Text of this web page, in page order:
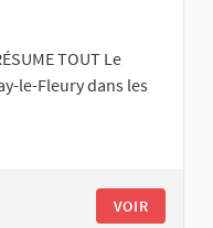
TOUT Le
le-Fleury dans les
VOIR